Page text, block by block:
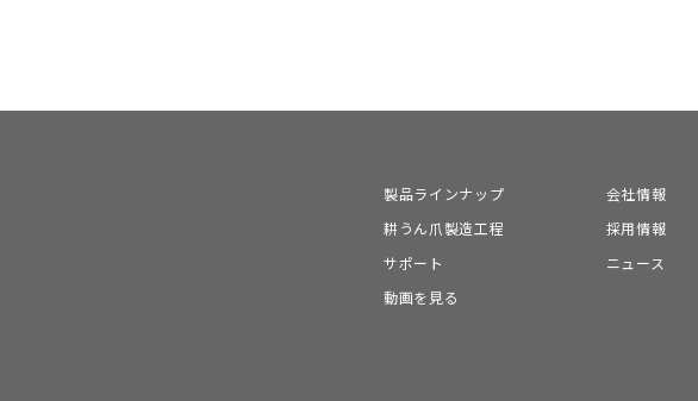
製品ラインナップ
耕うん爪製造工程
サポート
動画を見る
会社情報
採用情報
ニュース